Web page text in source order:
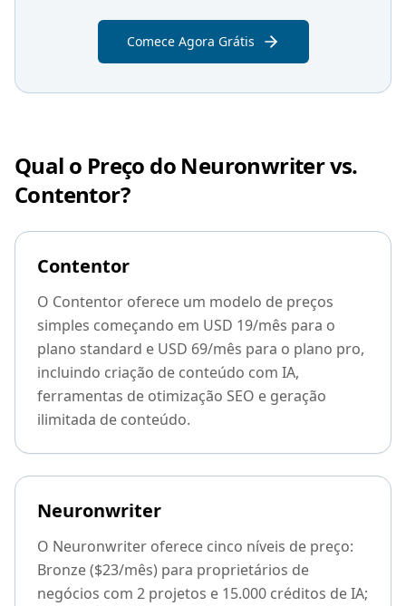
Comece Agora Grátis
Qual o Preço do Neuronwriter vs.
Contentor?
Contentor
O Contentor oferece um modelo de preços
simples começando em USD 19/mês para o
plano standard e USD 69/mês para o plano pro,
incluindo criação de conteúdo com IA,
ferramentas de otimização SEO e geração
ilimitada de conteúdo.
Neuronwriter
O Neuronwriter oferece cinco níveis de preço:
Bronze ($23/mês) para proprietários de
negócios com 2 projetos e 15.000 créditos de IA;